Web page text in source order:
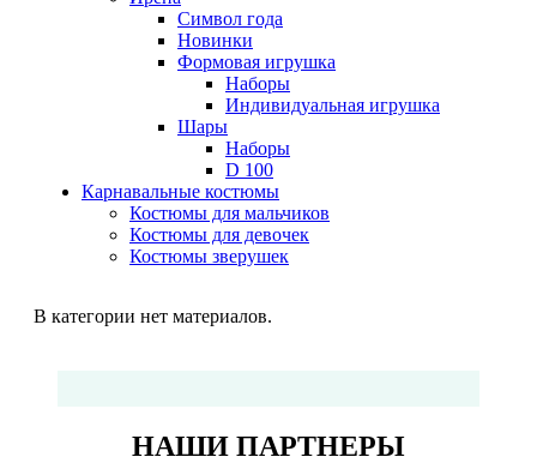
Символ года
Новинки
Формовая игрушка
Наборы
Индивидуальная игрушка
Шары
Наборы
D 100
Карнавальные костюмы
Костюмы для мальчиков
Костюмы для девочек
Костюмы зверушек
В категории нет материалов.
НАШИ ПАРТНЕРЫ